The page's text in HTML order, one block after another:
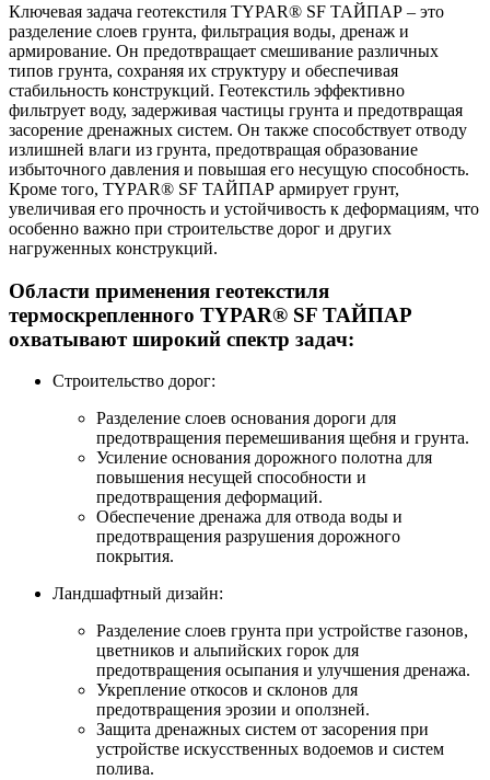
Ключевая задача геотекстиля TYPAR® SF ТАЙПАР – это
разделение слоев грунта, фильтрация воды, дренаж и
армирование. Он предотвращает смешивание различных
типов грунта, сохраняя их структуру и обеспечивая
стабильность конструкций. Геотекстиль эффективно
фильтрует воду, задерживая частицы грунта и предотвращая
засорение дренажных систем. Он также способствует отводу
излишней влаги из грунта, предотвращая образование
избыточного давления и повышая его несущую способность.
Кроме того, TYPAR® SF ТАЙПАР армирует грунт,
увеличивая его прочность и устойчивость к деформациям, что
особенно важно при строительстве дорог и других
нагруженных конструкций.
Области применения геотекстиля
термоскрепленного TYPAR® SF ТАЙПАР
охватывают широкий спектр задач:
Строительство дорог:
Разделение слоев основания дороги для
предотвращения перемешивания щебня и грунта.
Усиление основания дорожного полотна для
повышения несущей способности и
предотвращения деформаций.
Обеспечение дренажа для отвода воды и
предотвращения разрушения дорожного
покрытия.
Ландшафтный дизайн:
Разделение слоев грунта при устройстве газонов,
цветников и альпийских горок для
предотвращения осыпания и улучшения дренажа.
Укрепление откосов и склонов для
предотвращения эрозии и оползней.
Защита дренажных систем от засорения при
устройстве искусственных водоемов и систем
полива.